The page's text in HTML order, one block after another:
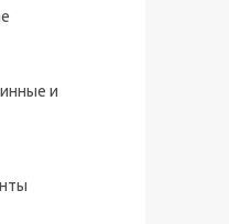
(тип А)
с
(тип В)
и